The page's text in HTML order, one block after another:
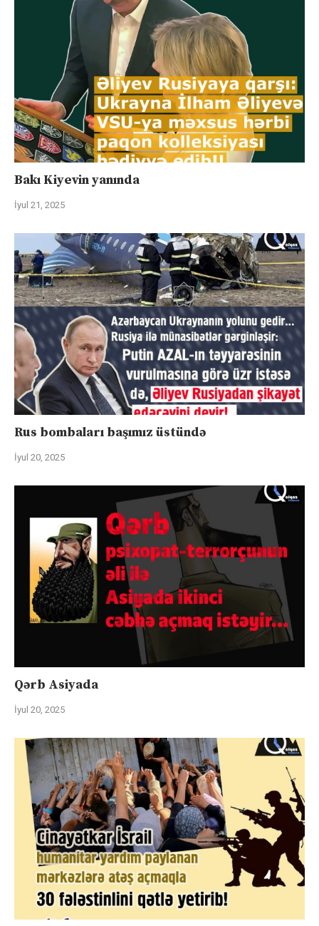
Bakı Kiyevin yanında
İyul 21, 2025
Rus bombaları başımız üstündə
İyul 20, 2025
Qərb Asiyada
İyul 20, 2025